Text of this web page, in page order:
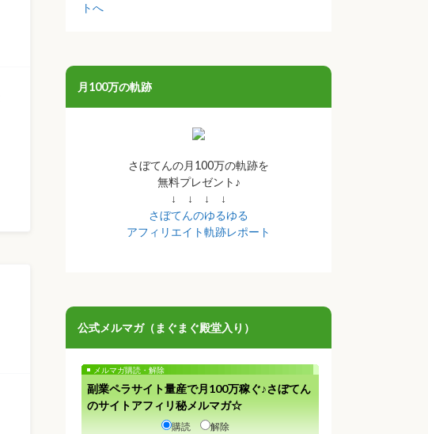
月100万の軌跡
さぼてんの月100万の軌跡を
無料プレゼント♪
↓ ↓ ↓ ↓
さぼてんのゆるゆる
アフィリエイト軌跡レポート
公式メルマガ（まぐまぐ殿堂入り）
メルマガ購読・解除
副業ペラサイト量産で月100万稼ぐ♪さぼてん
のサイトアフィリ秘メルマガ☆
購読 解除